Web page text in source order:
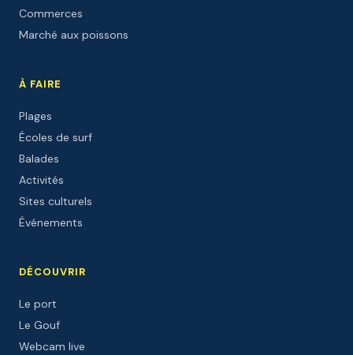
Commerces
Marché aux poissons
À FAIRE
Plages
Écoles de surf
Balades
Activités
Sites culturels
Événements
DÉCOUVRIR
Le port
Le Gouf
Webcam live